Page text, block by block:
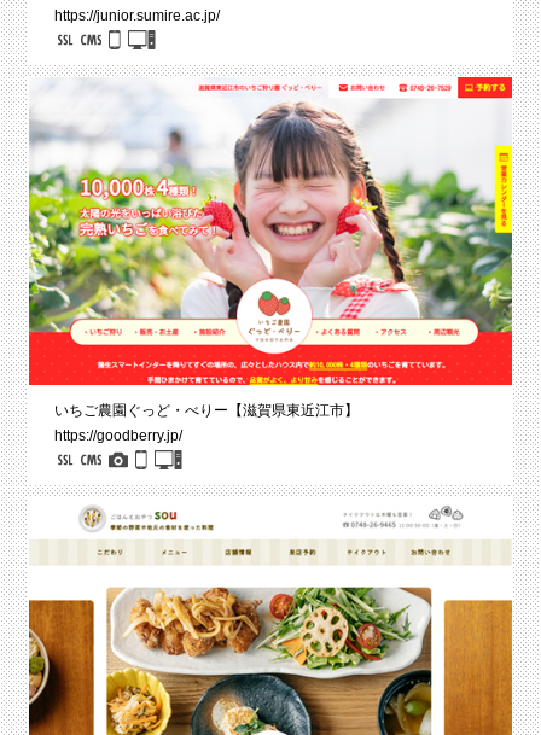
https://junior.sumire.ac.jp/
いちご農園ぐっど・べりー【滋賀県東近江市】
https://goodberry.jp/